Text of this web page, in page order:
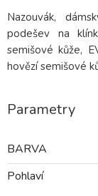
Nazouvák,
podešev na
semišové kůže,
hovězí semišové
Parametry
BARVA
Pohlaví